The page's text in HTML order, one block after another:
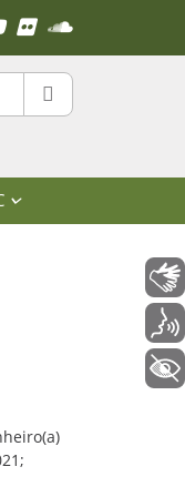
Facebook
Acessar YouTube
Acessar Flickr
Acessar
PESQUISAR